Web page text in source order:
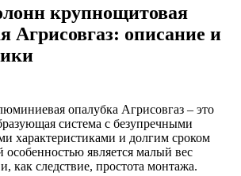
крупнощитовая
Агрисовгаз: описание и
опалубка Агрисовгаз – это
система с безупречными
характеристиками и долгим сроком
является малый вес
как следствие, простота монтажа.